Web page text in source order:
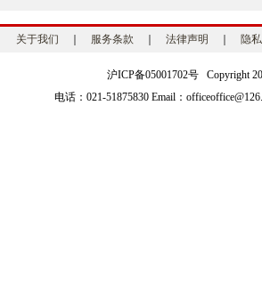
关于我们 服务条款 法律声明 隐
沪ICP备05001702号 Copyright
电话：021-51875830 Email：